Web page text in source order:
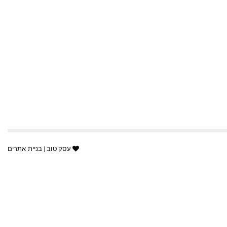
עסק טוב | בניית אתרים